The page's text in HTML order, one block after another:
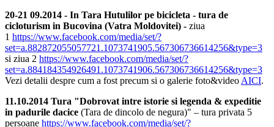
20-21 09.2014 - In Tara Hutulilor pe bicicleta - tura de
cicloturism in Bucovina (Vatra Moldovitei) - ziua
1 https://www.facebook.com/media/set/?
set=a.882872055057721.1073741905.567306736614256&type=3
si ziua 2 https://www.facebook.com/media/set/?
set=a.884184354926491.1073741906.567306736614256&type=3
Vezi detalii despre cum a fost precum si o galerie foto&video AICI.
11.10.2014 Tura "Dobrovat intre istorie si legenda & expeditie
in padurile dacice (Tara de dincolo de negura)" – tura privata 5
persoane https://www.facebook.com/media/set/?